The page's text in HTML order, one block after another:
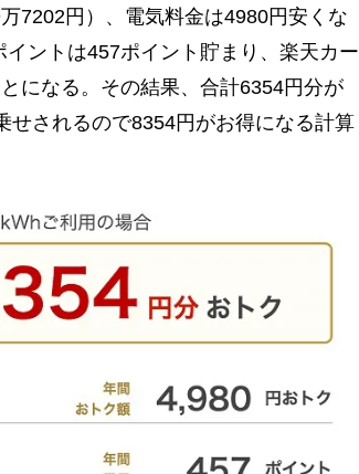
7202円）、電気料金は4980円安くな
ントは457ポイント貯まり、楽天カー
になる。その結果、合計6354円分が
せされるので8354円がお得になる計算